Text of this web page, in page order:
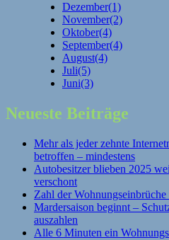
Dezember(1)
November(2)
Oktober(4)
September(4)
August(4)
Juli(5)
Juni(3)
Neueste Beiträge
Mehr als jeder zehnte
betroffen – mindestens
Autobesitzer blieben 2025
verschont
Zahl der Wohnungseinbrüche
Mardersaison beginnt –
auszahlen
Alle 6 Minuten ein